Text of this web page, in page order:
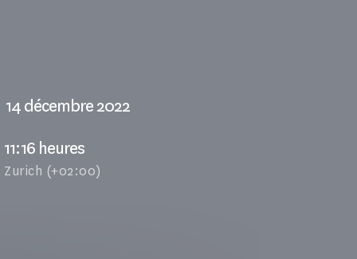
14 décembre 2022
11:16 heures
Zurich (+02:00)